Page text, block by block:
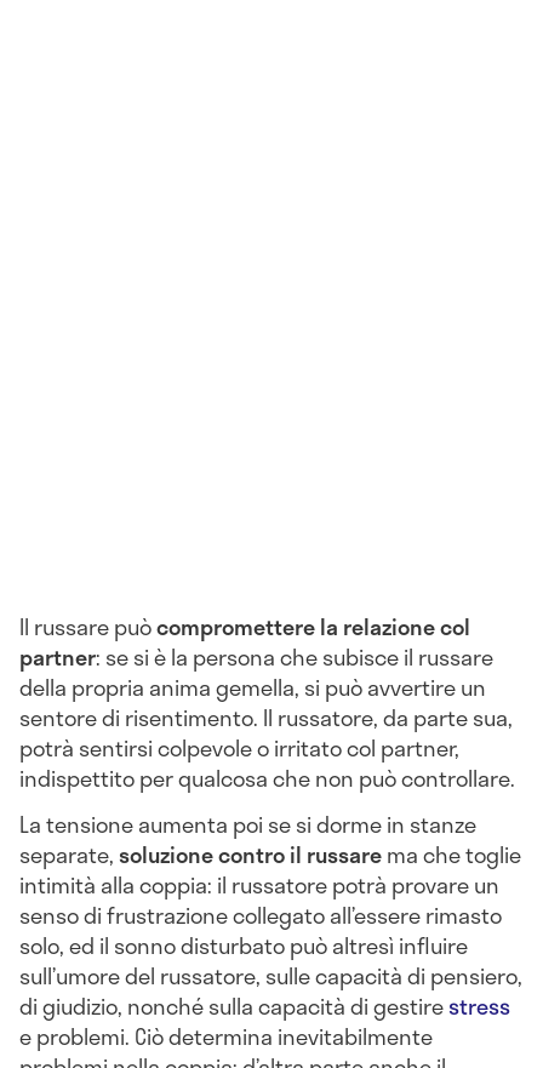
Il russare puòcomprometterela relazione col
partner: se si è la persona che subisce il russare
della propria anima gemella, si può avvertire un
sentore di risentimento. Il russatore, da parte sua,
potrà sentirsi colpevole o irritato col partner,
indispettito per qualcosa che non può controllare.
La tensione aumenta poi se si dorme in stanze
separate,soluzione contro il russarema che toglie
intimità alla coppia: il russatore potrà provare un
senso di frustrazione collegato all’essere rimasto
solo, ed il sonno disturbato può altresì influire
sull’umore del russatore, sulle capacità di pensiero,
di giudizio, nonché sulla capacità di gestirestress
e problemi. Ciò determina inevitabilmente